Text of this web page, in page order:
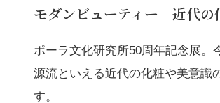
モダンビューティー 近代の
ポーラ文化研究所50周年記念展。
源流といえる近代の化粧や美意識
す。